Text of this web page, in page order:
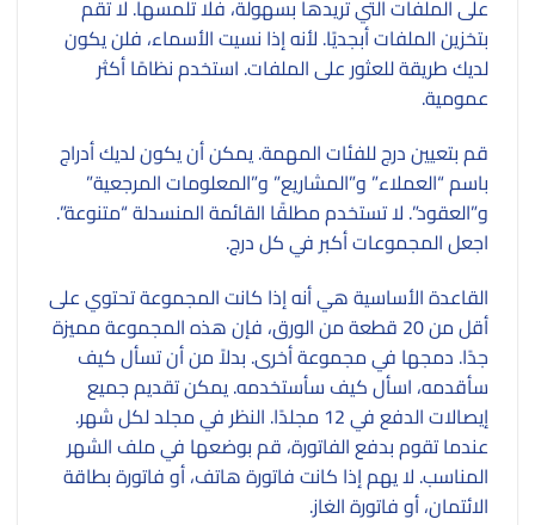
على الملفات التي تريدها بسهولة، فلا تلمسها. لا تقم
بتخزين الملفات أبجديًا. لأنه إذا نسيت الأسماء، فلن يكون
لديك طريقة للعثور على الملفات. استخدم نظامًا أكثر
عمومية.
قم بتعيين درج للفئات المهمة. يمكن أن يكون لديك أدراج
باسم “العملاء” و”المشاريع” و”المعلومات المرجعية”
و”العقود”. لا تستخدم مطلقًا القائمة المنسدلة “متنوعة”.
اجعل المجموعات أكبر في كل درج.
القاعدة الأساسية هي أنه إذا كانت المجموعة تحتوي على
أقل من 20 قطعة من الورق، فإن هذه المجموعة مميزة
جدًا. دمجها في مجموعة أخرى. بدلاً من أن تسأل كيف
سأقدمه، اسأل كيف سأستخدمه. يمكن تقديم جميع
إيصالات الدفع في 12 مجلدًا. النظر في مجلد لكل شهر.
عندما تقوم بدفع الفاتورة، قم بوضعها في ملف الشهر
المناسب. لا يهم إذا كانت فاتورة هاتف، أو فاتورة بطاقة
الائتمان، أو فاتورة الغاز.